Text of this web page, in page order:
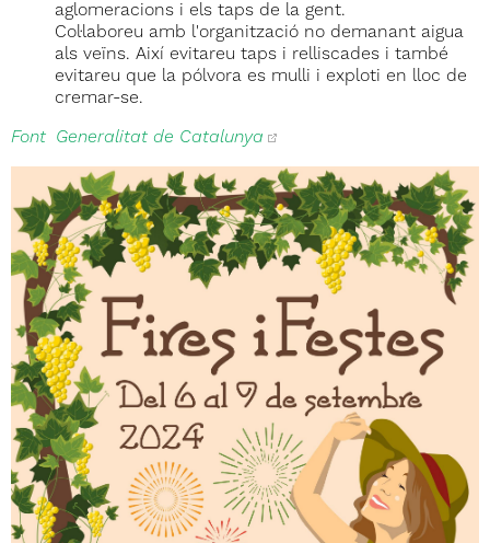
aglomeracions i els taps de la gent.
Col·laboreu amb l'organització no demanant aigua
als veïns. Així evitareu taps i relliscades i també
evitareu que la pólvora es mulli i exploti en lloc de
cremar-se.
Font: Generalitat de Catalunya